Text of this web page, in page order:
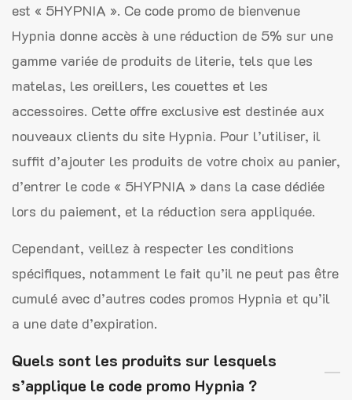
est « 5HYPNIA ». Ce code promo de bienvenue
Hypnia donne accès à une réduction de 5% sur une
gamme variée de produits de literie, tels que les
matelas, les oreillers, les couettes et les
accessoires. Cette offre exclusive est destinée aux
nouveaux clients du site Hypnia. Pour l’utiliser, il
suffit d’ajouter les produits de votre choix au panier,
d’entrer le code « 5HYPNIA » dans la case dédiée
lors du paiement, et la réduction sera appliquée.
Cependant, veillez à respecter les conditions
spécifiques, notamment le fait qu’il ne peut pas être
cumulé avec d’autres codes promos Hypnia et qu’il
a une date d’expiration.
Quels sont les produits sur lesquels
s’applique le code promo Hypnia ?